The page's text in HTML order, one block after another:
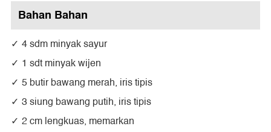
Bahan Bahan
4 sdm minyak sayur
1 sdt minyak wijen
5 butir bawang merah, iris tipis
3 siung bawang putih, iris tipis
2 cm lengkuas, memarkan